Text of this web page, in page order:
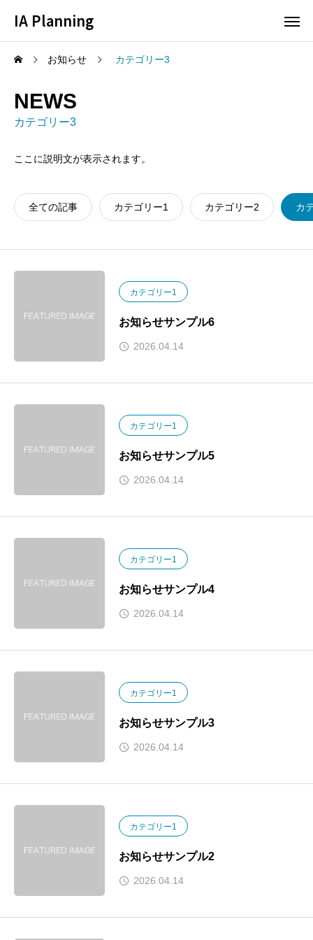
IA Planning
お知らせ カテゴリー3
NEWS
カテゴリー3
ここに説明文が表示されます。
全ての記事 カテゴリー1 カテゴリー2 カ
カテゴリー1
お知らせサンプル6
2026.04.14
カテゴリー1
お知らせサンプル5
2026.04.14
カテゴリー1
お知らせサンプル4
2026.04.14
カテゴリー1
お知らせサンプル3
2026.04.14
カテゴリー1
お知らせサンプル2
2026.04.14